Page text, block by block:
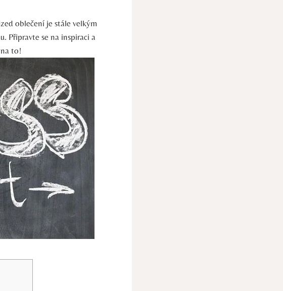
oblečení je stále velkým
Připravte se na inspiraci a
to!